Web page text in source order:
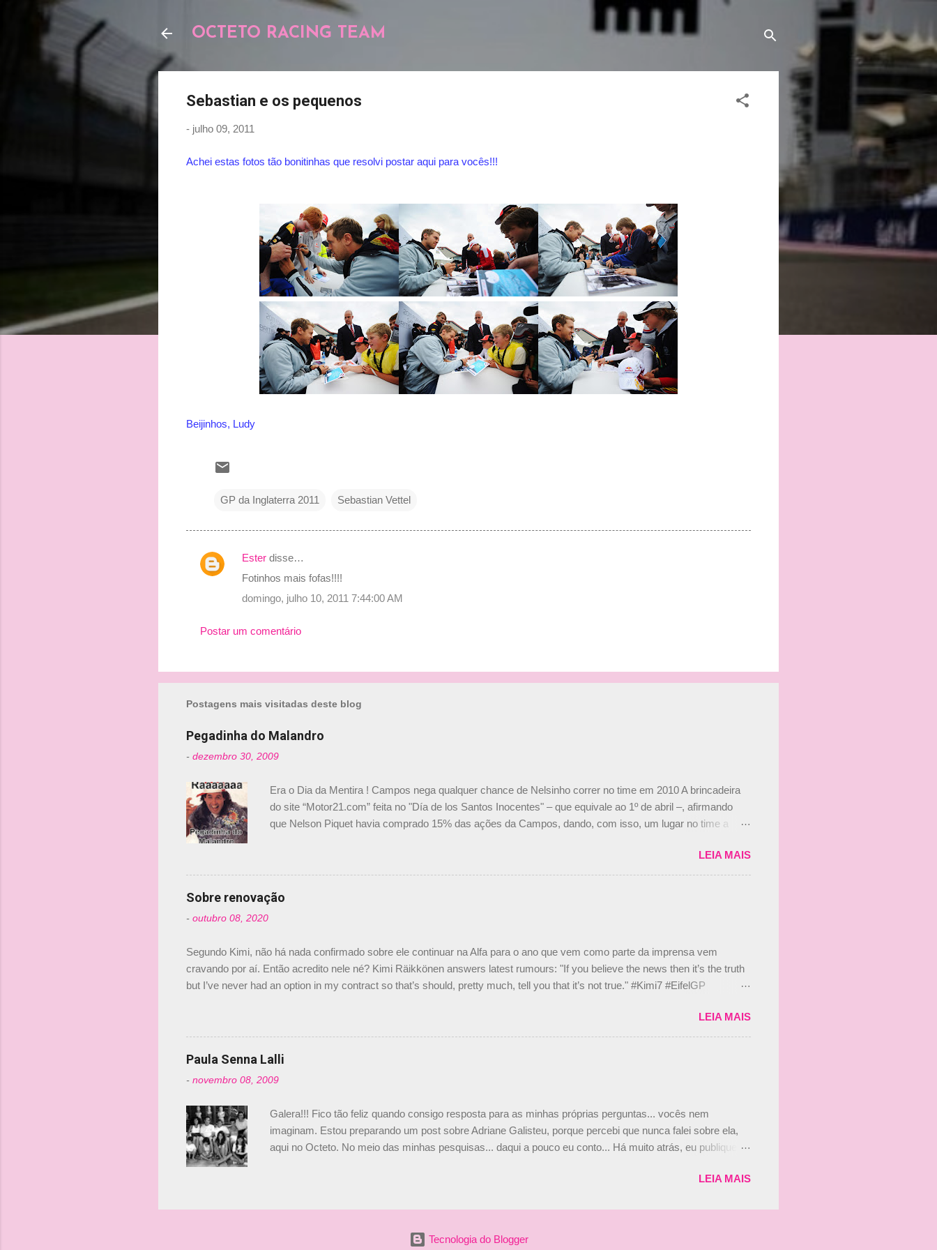
OCTETO RACING TEAM
Sebastian e os pequenos
- julho 09, 2011
Achei estas fotos tão bonitinhas que resolvi postar aqui para vocês!!!
Beijinhos, Ludy
GP da Inglaterra 2011 Sebastian Vettel
C
á
r
o
s
Ester disse…
Fotinhos mais fofas!!!!
domingo, julho 10, 2011 7:44:00 AM
Postar um comentário
Postagens mais visitadas deste blog
Pegadinha do Malandro
- dezembro 30, 2009
Era o Dia da Mentira ! Campos nega qualquer chance de Nelsinho correr no time em 2010 A brincadeira
do site “Motor21.com” feita no "Día de los Santos Inocentes" – que equivale ao 1º de abril –, afirmando
que Nelson Piquet havia comprado 15% das ações da Campos, dando, com isso, um lugar no time a
dirigente foi taxativo ao declarar que o brasileiro não será o companheiro de Bruno Senna em 2010. "Na
verdade, nós recebemos uma oferta de Piquet", admitiu Audetto. “Mas depois de ter assinado com Bruno
Senna, não podemos ter dois brasileiros”, explicou, dizendo ainda que não tem nada contra o filho do
LEIA MAIS
Sobre renovação
- outubro 08, 2020
Segundo Kimi, não há nada confirmado sobre ele continuar na Alfa para o ano que vem como parte da imprensa vem
cravando por aí. Então acredito nele né? Kimi Räikkönen answers latest rumours: "If you believe the news then it’s the truth
but I’ve never had an option in my contract so that’s should, pretty much, tell you that it’s not true." #Kimi7 #EifelGP
falando sobre o fato do Iceman estar há tantos anos na F1. What is it like to have Kimi as a team mate? 🙌 Over to you,
@RGrosjean ! #EifelGP 🇩🇪 #F1 pic.twitter.com/GSAu1LWnwW — Formula 1 (@F1) October 8, 2020 Beijinhos, Ludy
LEIA MAIS
Paula Senna Lalli
- novembro 08, 2009
Galera!!! Fico tão feliz quando consigo resposta para as minhas próprias perguntas... vocês nem
imaginam. Estou preparando um post sobre Adriane Galisteu, porque percebi que nunca falei sobre ela,
aqui no Octeto. No meio das minhas pesquisas... daqui a pouco eu conto... Há muito atrás, eu publiquei
Bruno, é sua irmã caçula, Paula Senna. Fui questionada, porque todos achavam que a Viviane Senna
Vamos lá! Bonitinha, né? Bobeira, mas fiquei feliz. Acho que em 2010, veremos mais a mocinha. Vick
LEIA MAIS
Tecnologia do Blogger